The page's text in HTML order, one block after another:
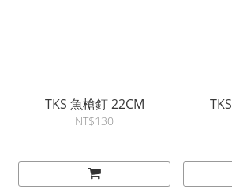
TKS 魚槍釘 22CM
NT$130